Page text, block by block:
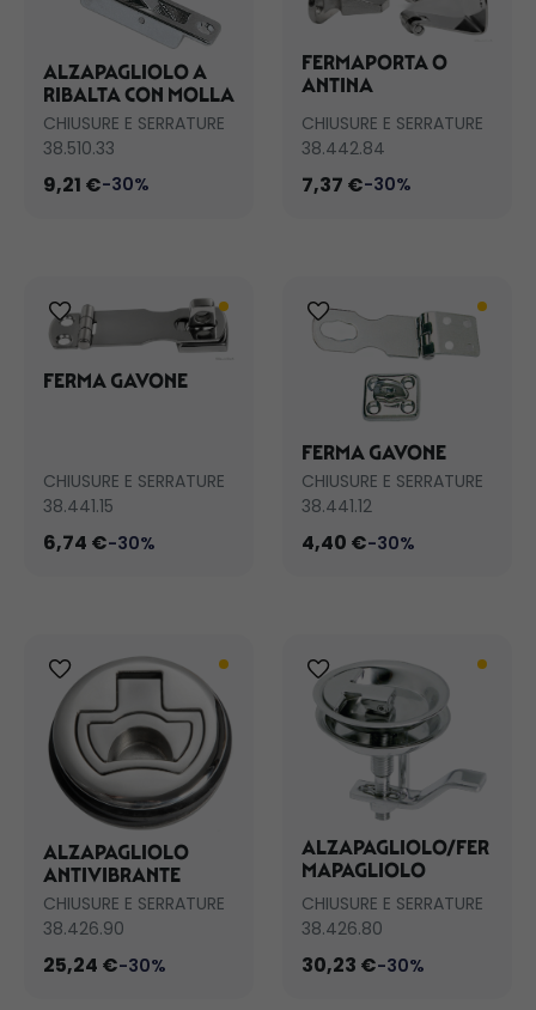
ALZAPAGLIOLO A
RIBALTA CON MOLLA
CHIUSURE E SERRATURE
38.510.33
9,21 €-30%
FERMAPORTA O
ANTINA
CHIUSURE E SERRATURE
38.442.84
7,37 €-30%
FERMA GAVONE
CHIUSURE E SERRATURE
38.441.15
6,74 €-30%
FERMA GAVONE
CHIUSURE E SERRATURE
38.441.12
4,40 €-30%
ALZAPAGLIOLO
ANTIVIBRANTE
CHIUSURE E SERRATURE
38.426.90
25,24 €-30%
ALZAPAGLIOLO/FER
MAPAGLIOLO
CHIUSURE E SERRATURE
38.426.80
30,23 €-30%